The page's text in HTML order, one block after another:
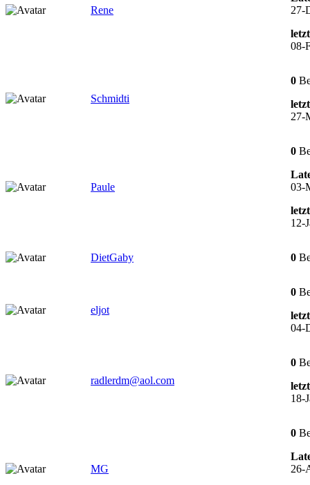
Rene
27-
08-
Schmidti
0
27-
Paule
0
03-
12-
DietGaby 0
eljot
0
04-
radlerdm@aol.com
0
18-
MG
0
26-